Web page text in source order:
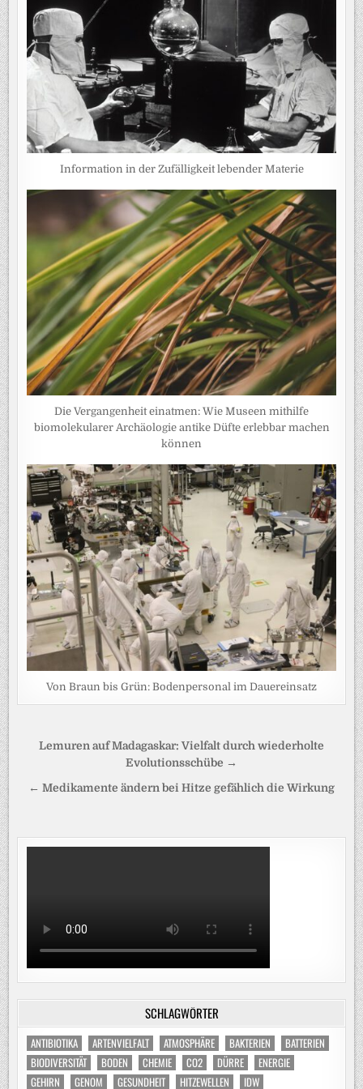
Information in der Zufälligkeit lebender Materie
Die Vergangenheit einatmen: Wie Museen mithilfe
biomolekularer Archäologie antike Düfte erlebbar machen
können
Von Braun bis Grün: Bodenpersonal im Dauereinsatz
Beitragsnavigation
Lemuren auf Madagaskar: Vielfalt durch wiederholte
Evolutionsschübe →
← Medikamente ändern bei Hitze gefählich die Wirkung
SCHLAGWÖRTER
ANTIBIOTIKA ARTENVIELFALT ATMOSPHÄRE BAKTERIEN
BATTERIEN
BIODIVERSITÄT
BODEN CHEMIE CO2 DÜRRE
ENERGIE
GEHIRN
GENOM GESUNDHEIT HITZEWELLEN IDW